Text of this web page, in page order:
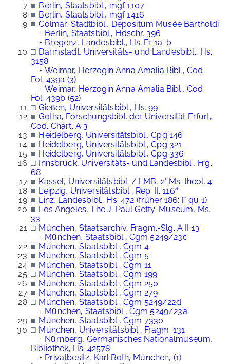
■ Berlin, Staatsbibl., mgf 1107
■ Berlin, Staatsbibl., mgf 1416
■ Colmar, Stadtbibl., Depositum Musée Bartholdi
+ Berlin, Staatsbibl., Hdschr. 396
+ Bregenz, Landesbibl., Hs. Fr. 1a-b
□ Darmstadt, Universitäts- und Landesbibl., Hs.
3158
+Weimar, Herzogin Anna Amalia Bibl., Cod.
Fol. 439a (3)
+Weimar, Herzogin Anna Amalia Bibl., Cod.
Fol. 439b (52)
□ Gießen, Universitätsbibl., Hs. 99
■ Gotha, Forschungsbibl. der Universität Erfurt,
Cod. Chart. A 3
■ Heidelberg, Universitätsbibl., Cpg 146
■ Heidelberg, Universitätsbibl., Cpg 321
■ Heidelberg, Universitätsbibl., Cpg 336
□ Innsbruck, Universitäts- und Landesbibl., Frg.
68
■ Kassel, Universitätsbibl. / LMB, 2° Ms. theol. 4
■ Leipzig, Universitätsbibl., Rep. II. 116a
■ Linz, Landesbibl., Hs. 472 (früher 186; Γ qu 1)
■ Los Angeles, The J. Paul Getty-Museum, Ms.
33
□ München, Staatsarchiv, Fragm.-Slg. A II 13
+ München, Staatsbibl., Cgm 5249/23c
■ München, Staatsbibl., Cgm 4
■ München, Staatsbibl., Cgm 5
■ München, Staatsbibl., Cgm 11
□ München, Staatsbibl., Cgm 199
■ München, Staatsbibl., Cgm 250
■ München, Staatsbibl., Cgm 279
□ München, Staatsbibl., Cgm 5249/22d
+ München, Staatsbibl., Cgm 5249/23a
■ München, Staatsbibl., Cgm 7330
□ München, Universitätsbibl., Fragm. 131
+ Nürnberg, Germanisches Nationalmuseum,
Bibliothek, Hs. 42578
+ Privatbesitz, Karl Roth, München, (1)